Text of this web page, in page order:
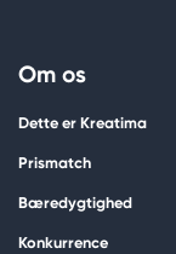
Om os
Dette er Kreatima
Prismatch
Bæredygtighed
Konkurrence